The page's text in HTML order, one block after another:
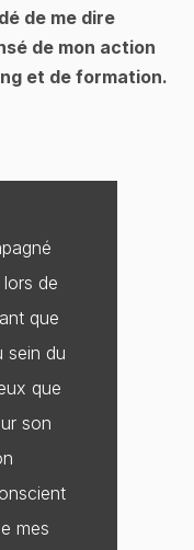
de me dire
de mon action
et de formation.
de
que
sein du
que
son
mes